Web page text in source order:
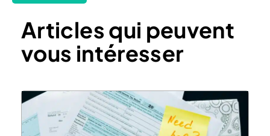
Articles qui peuvent
vous intéresser